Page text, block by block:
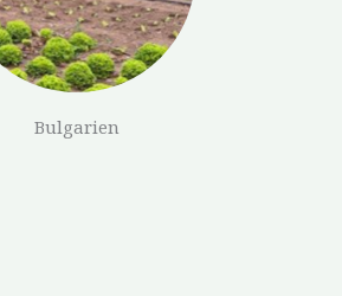
Bulgarien